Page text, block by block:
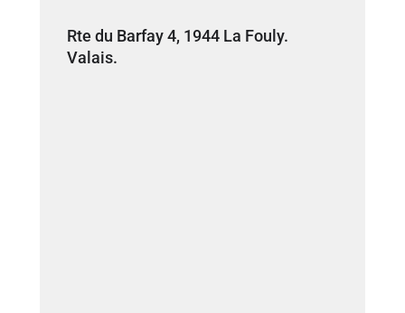
Rte du Barfay 4, 1944 La Fouly.
Valais.